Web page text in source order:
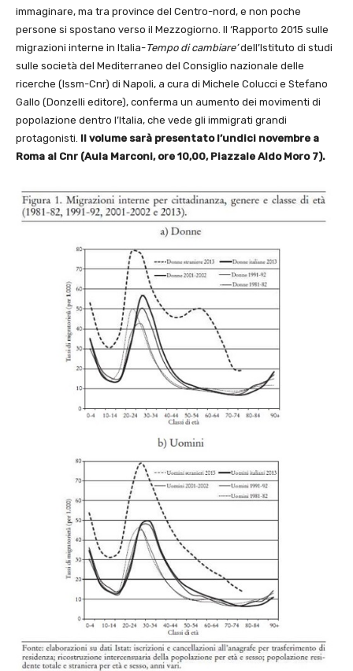
immaginare, ma tra province del Centro-nord, e non poche
persone si spostano verso il Mezzogiorno. Il ‘Rapporto 2015 sulle
migrazioni interne in Italia-Tempo di cambiare’dell’Istituto di studi
sulle società del Mediterraneo del Consiglio nazionale delle
ricerche (Issm-Cnr) di Napoli, a cura di Michele Colucci e Stefano
Gallo (Donzelli editore), conferma un aumento dei movimenti di
popolazione dentro l’Italia, che vede gli immigrati grandi
protagonisti. Il volume sarà presentato l’undici novembre a
Roma al Cnr (Aula Marconi, ore 10,00, Piazzale Aldo Moro 7).